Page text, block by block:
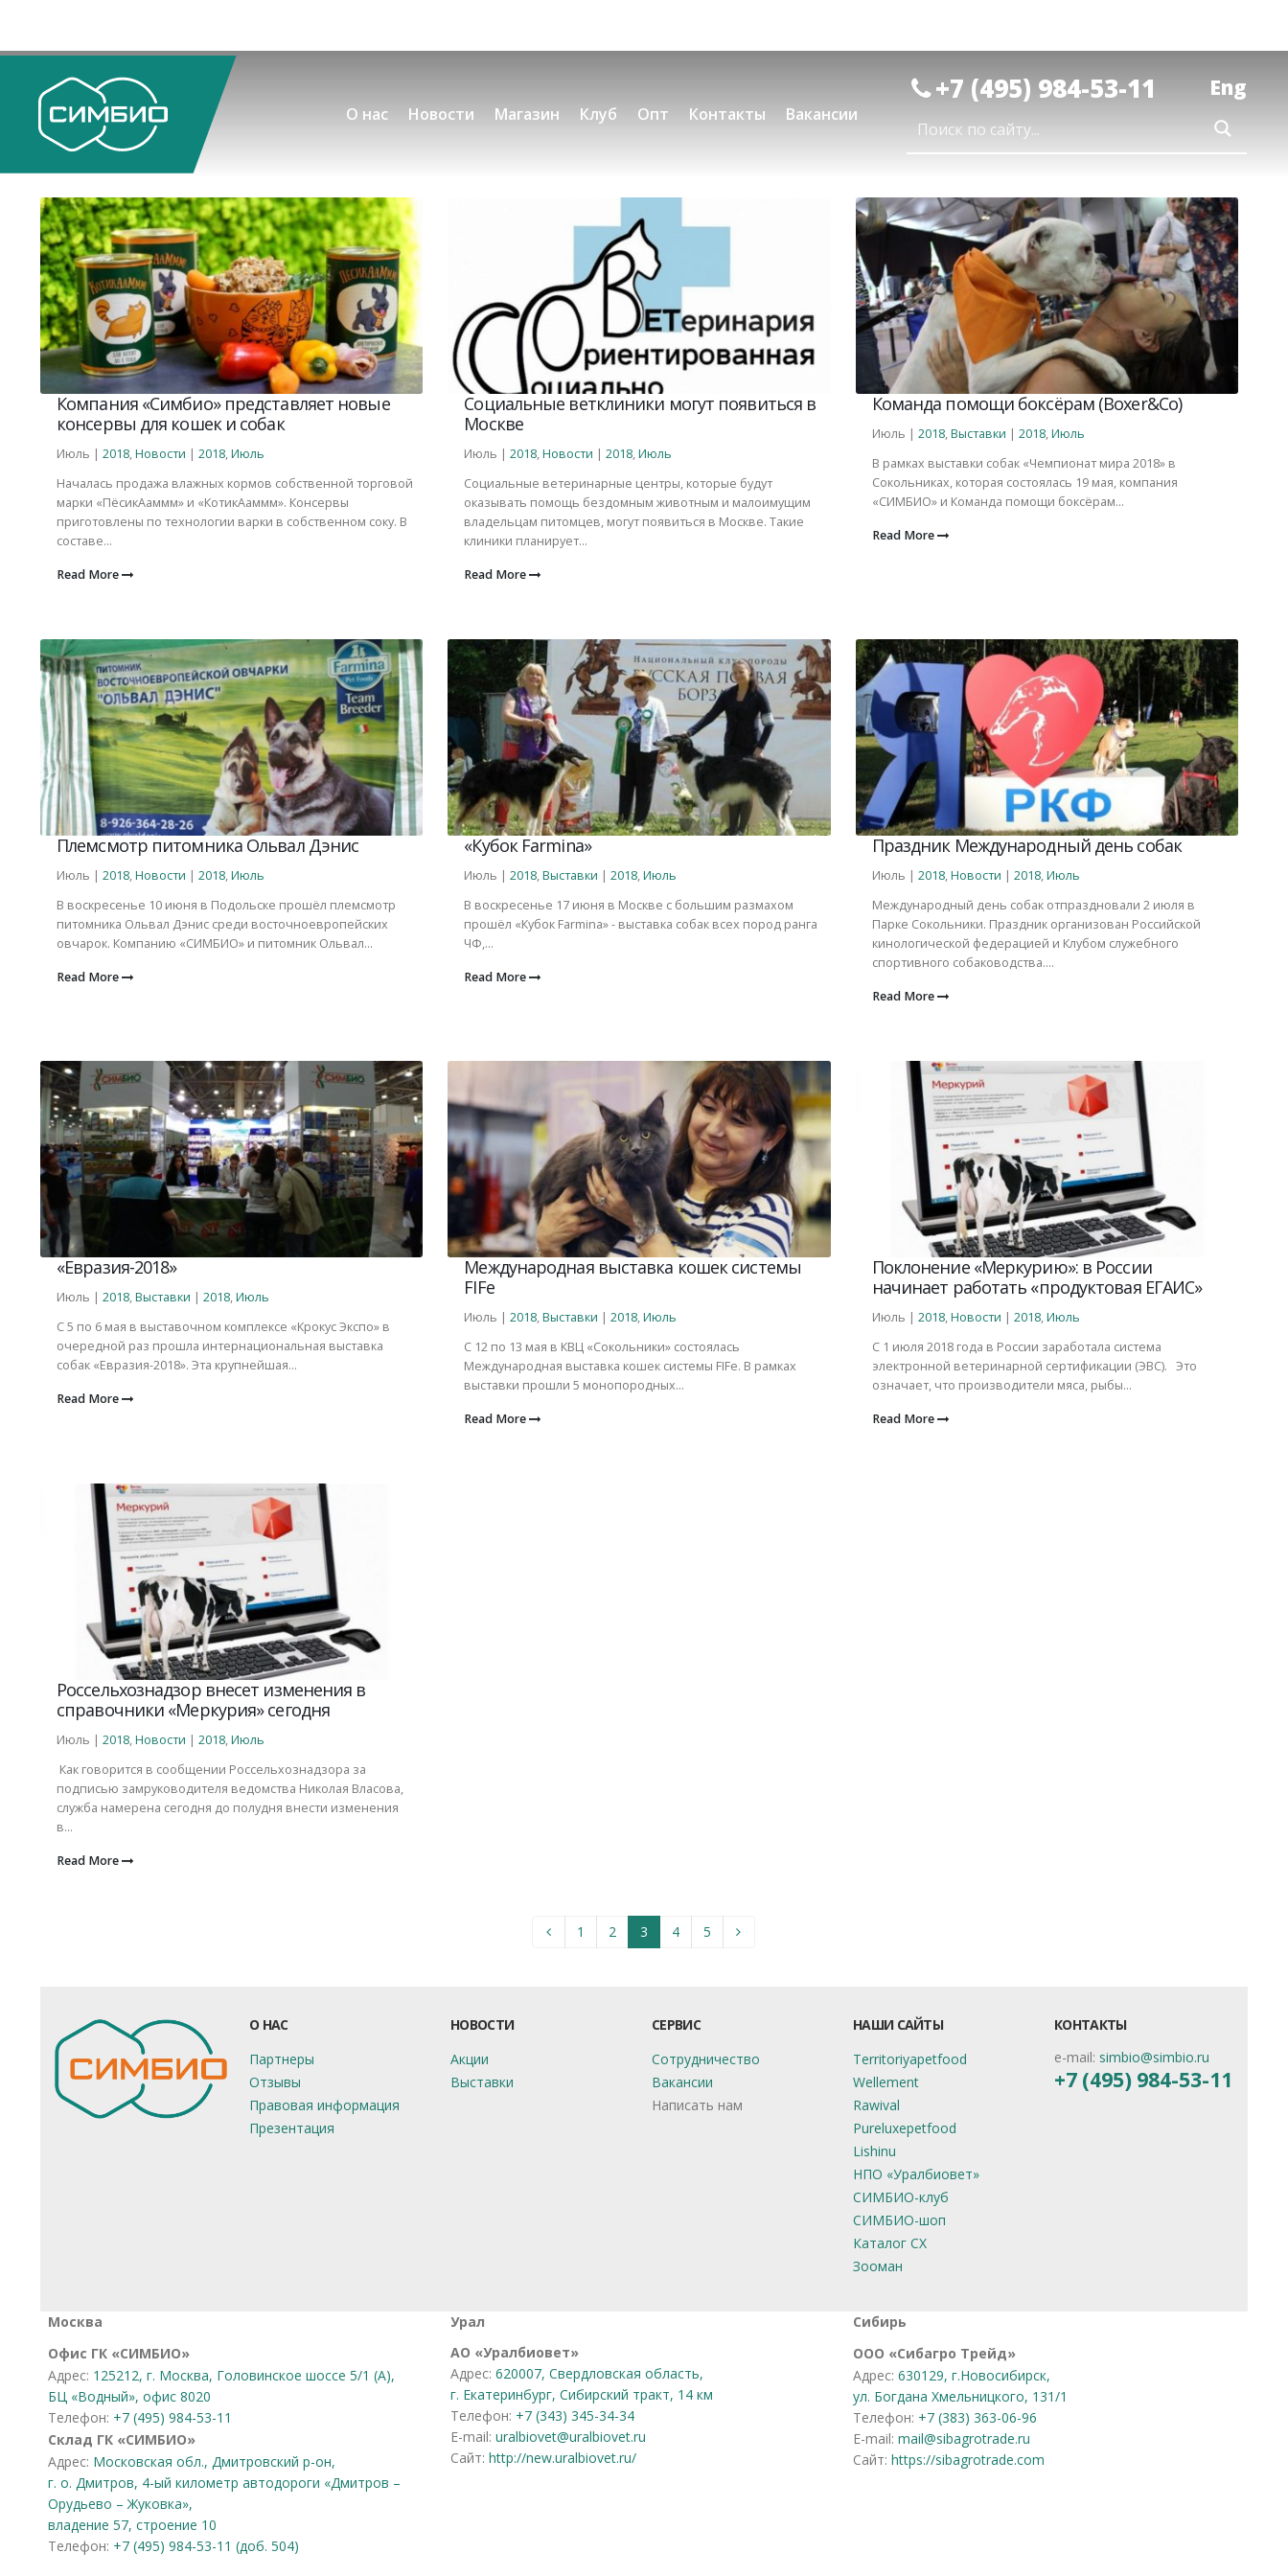
О нас Новости Магазин Клуб Опт Контакты Вакансии
+7 (495) 984-53-11 Eng
Компания «Симбио» представляет новые
консервы для кошек и собак
Июль | 2018,Новости | 2018,Июль
Началась продажа влажных кормов собственной торговой
марки «ПёсикАаммм» и «КотикАаммм». Консервы
приготовлены по технологии варки в собственном соку. В
составе...
Read More
Социальные ветклиники могут появиться в
Москве
Июль |2018,Новости |2018,Июль
Социальные ветеринарные центры, которые будут
оказывать помощь бездомным животным и малоимущим
владельцам питомцев, могут появиться в Москве. Такие
клиники планирует...
Read More
Команда помощи боксёрам (Boxer&Co)
Июль | 2018,Выставки | 2018,Июль
В рамках выставки собак «Чемпионат мира 2018» в
Сокольниках, которая состоялась 19 мая, компания
«СИМБИО» и Команда помощи боксёрам...
Read More
Племсмотр питомника Ольвал Дэнис
Июль | 2018,Новости | 2018,Июль
В воскресенье 10 июня в Подольске прошёл племсмотр
питомника Ольвал Дэнис среди восточноевропейских
овчарок. Компанию «СИМБИО» и питомник Ольвал...
Read More
«Кубок Farmina»
Июль |2018,Выставки |2018,Июль
В воскресенье 17 июня в Москве с большим размахом
прошёл «Кубок Farmina» - выставка собак всех пород ранга
ЧФ,...
Read More
Праздник Международный день собак
Июль | 2018,Новости | 2018,Июль
Международный день собак отпраздновали 2 июля в
Парке Сокольники. Праздник организован Российской
кинологической федерацией и Клубом служебного
спортивного собаководства....
Read More
«Евразия-2018»
Июль | 2018,Выставки | 2018,Июль
С 5 по 6 мая в выставочном комплексе «Крокус Экспо» в
очередной раз прошла интернациональная выставка
собак «Евразия-2018». Эта крупнейшая...
Read More
Международная выставка кошек системы
FIFe
Июль |2018,Выставки |2018,Июль
С 12 по 13 мая в КВЦ «Сокольники» состоялась
Международная выставка кошек системы FIFe. В рамках
выставки прошли 5 монопородных...
Read More
Поклонение «Меркурию»: в России
начинает работать «продуктовая ЕГАИС»
Июль | 2018,Новости | 2018,Июль
С 1 июля 2018 года в России заработала система
электронной ветеринарной сертификации (ЭВС). Это
означает, что производители мяса, рыбы...
Read More
Россельхознадзор внесет изменения в
справочники «Меркурия» сегодня
Июль | 2018,Новости | 2018,Июль
Как говорится в сообщении Россельхознадзора за
подписью замруководителя ведомства Николая Власова,
служба намерена сегодня до полудня внести изменения
в...
Read More
1 2 3 4 5
О НАС
Партнеры
Отзывы
Правовая информация
Презентация
НОВОСТИ
Акции
Выставки
СЕРВИС
Сотрудничество
Вакансии
Написать нам
НАШИ САЙТЫ
Territoriyapetfood
Wellement
Rawival
Pureluxepetfood
Lishinu
НПО «Уралбиовет»
СИМБИО-клуб
СИМБИО-шоп
Каталог СХ
Зооман
КОНТАКТЫ
e-mail: simbio@simbio.ru
+7 (495) 984-53-11
Москва
Офис ГК «СИМБИО»
Адрес: 125212, г. Москва, Головинское шоссе 5/1 (А),
БЦ «Водный», офис 8020
Телефон: +7 (495) 984-53-11
Склад ГК «СИМБИО»
Адрес: Московская обл., Дмитровский р-он,
г. о. Дмитров, 4-ый километр автодороги «Дмитров –
Орудьево – Жуковка»,
владение 57, строение 10
Телефон: +7 (495) 984-53-11 (доб. 504)
Урал
АО «Уралбиовет»
Адрес: 620007, Свердловская область,
г. Екатеринбург, Сибирский тракт, 14 км
Телефон: +7 (343) 345-34-34
E-mail: uralbiovet@uralbiovet.ru
Сайт: http://new.uralbiovet.ru/
Сибирь
OOO «Сибагро Трейд»
Адрес: 630129, г.Новосибирск,
ул. Богдана Хмельницкого, 131/1
Телефон: +7 (383) 363-06-96
E-mail: mail@sibagrotrade.ru
Сайт: https://sibagrotrade.com